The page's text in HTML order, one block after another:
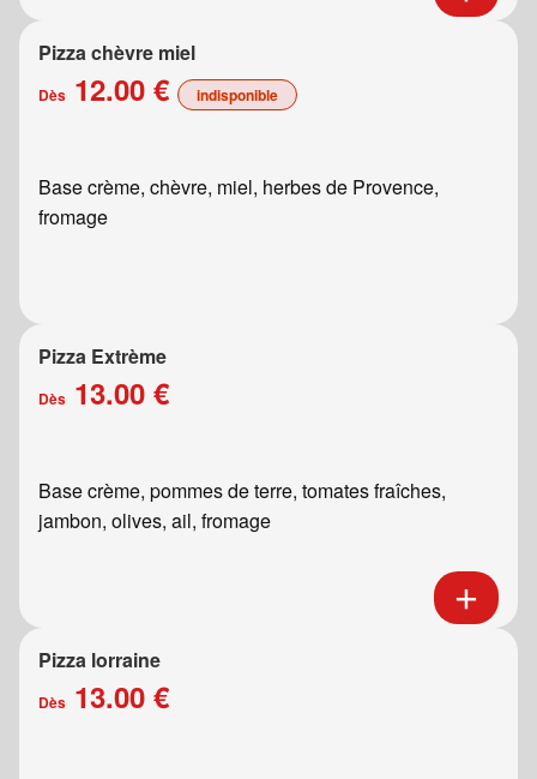
Pizza chèvre miel
Dès 12.00 € indisponible
Base crème, chèvre, miel, herbes de Provence,
fromage
Pizza Extrème
Dès 13.00 €
Base crème, pommes de terre, tomates fraîches,
jambon, olives, ail, fromage
Pizza lorraine
Dès 13.00 €